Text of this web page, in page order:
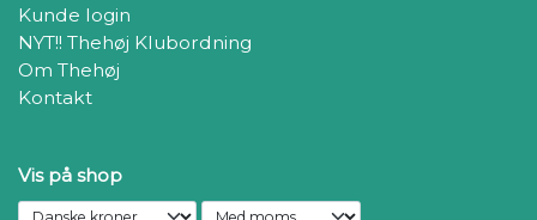
Kunde login
NYT!! Thehøj Klubordning
Om Thehøj
Kontakt
Vis på shop